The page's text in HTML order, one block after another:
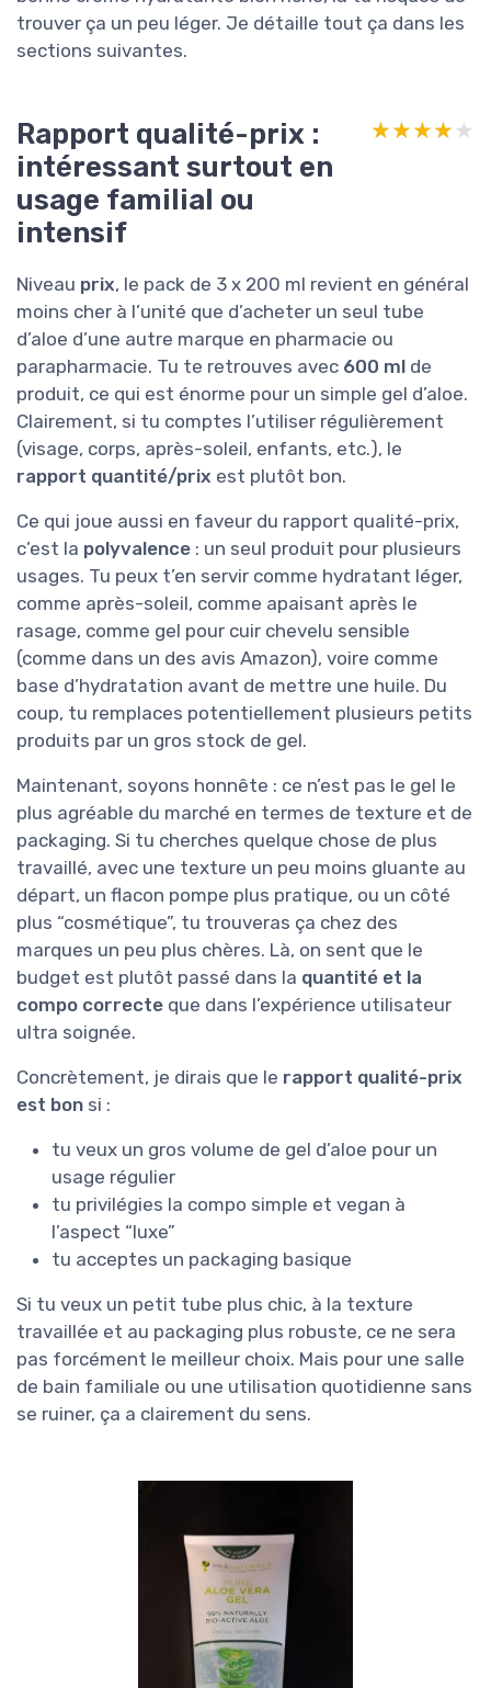
trouver ça un peu léger. Je détaille tout ça dans les
sections suivantes.
Rapport qualité-prix :
intéressant surtout en
usage familial ou
intensif
★★★★★
★★★★★
Niveau prix, le pack de 3 x 200 ml revient en général
moins cher à l’unité que d’acheter un seul tube
d’aloe d’une autre marque en pharmacie ou
parapharmacie. Tu te retrouves avec 600 ml de
produit, ce qui est énorme pour un simple gel d’aloe.
Clairement, si tu comptes l’utiliser régulièrement
(visage, corps, après-soleil, enfants, etc.), le
rapport quantité/prix est plutôt bon.
Ce qui joue aussi en faveur du rapport qualité-prix,
c’est la polyvalence : un seul produit pour plusieurs
usages. Tu peux t’en servir comme hydratant léger,
comme après-soleil, comme apaisant après le
rasage, comme gel pour cuir chevelu sensible
(comme dans un des avis Amazon), voire comme
base d’hydratation avant de mettre une huile. Du
coup, tu remplaces potentiellement plusieurs petits
produits par un gros stock de gel.
Maintenant, soyons honnête : ce n’est pas le gel le
plus agréable du marché en termes de texture et de
packaging. Si tu cherches quelque chose de plus
travaillé, avec une texture un peu moins gluante au
départ, un flacon pompe plus pratique, ou un côté
plus “cosmétique”, tu trouveras ça chez des
marques un peu plus chères. Là, on sent que le
budget est plutôt passé dans la quantité et la
compo correcte que dans l’expérience utilisateur
ultra soignée.
Concrètement, je dirais que le rapport qualité-prix
est bon si :
tu veux un gros volume de gel d’aloe pour un
usage régulier
tu privilégies la compo simple et vegan à
l’aspect “luxe”
tu acceptes un packaging basique
Si tu veux un petit tube plus chic, à la texture
travaillée et au packaging plus robuste, ce ne sera
pas forcément le meilleur choix. Mais pour une salle
de bain familiale ou une utilisation quotidienne sans
se ruiner, ça a clairement du sens.